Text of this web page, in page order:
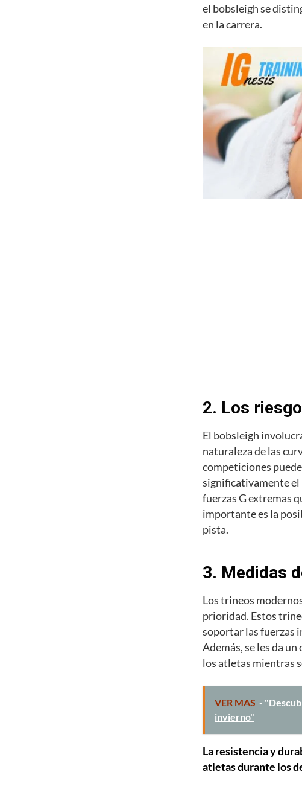
el bobsleigh se
en la carrera.
2. Los
El bobsleigh
naturaleza de las
competiciones
significativamente el
fuerzas G extremas
importante es la
pista.
3. Medidas
Los trineos
prioridad. Estos
soportar las fuerzas
Además, se les da
los atletas mientras
VER MAS -
invierno"
La resistencia y
atletas durante los